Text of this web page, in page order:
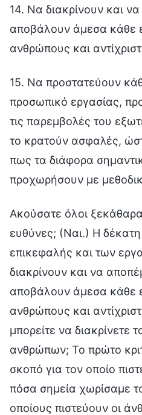
14. Να διακρίνουν και
αποβάλουν άμεσα κάθε
ανθρώπους και
15. Να προστατεύουν
προσωπικό εργασίας,
τις παρεμβολές του
το κρατούν ασφαλές,
πως τα διάφορα
προχωρήσουν με
Ακούσατε όλοι
ευθύνες; (Ναι.) Η
επικεφαλής και των
διακρίνουν και να
αποβάλουν άμεσα κάθε
ανθρώπους και
μπορείτε να διακρίνετε
ανθρώπων; Το πρώτο
σκοπό για τον οποίο
πόσα σημεία χωρίσαμε
οποίους πιστεύουν οι